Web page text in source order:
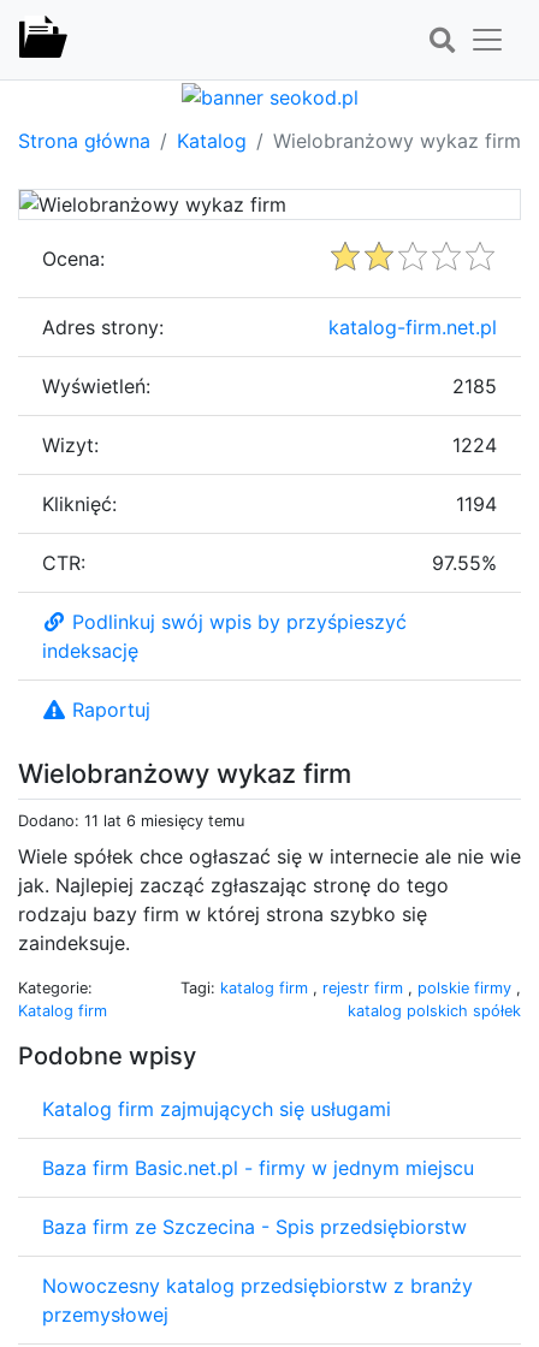
Strona główna Katalog Wielobranżowy wykaz firm
Wielobranżowy wykaz firm
Dodano: 11 lat 6 miesięcy temu
Wiele spółek chce ogłaszać się w internecie ale nie wie
jak. Najlepiej zacząć zgłaszając stronę do tego
rodzaju bazy firm w której strona szybko się
zaindeksuje.
Kategorie:
Katalog firm
Tagi: katalog firm , rejestr firm , polskie firmy ,
katalog polskich spółek
Podobne wpisy
Katalog firm zajmujących się usługami
Baza firm Basic.net.pl - firmy w jednym miejscu
Baza firm ze Szczecina - Spis przedsiębiorstw
Nowoczesny katalog przedsiębiorstw z branży
przemysłowej
Ocena:
Adres strony: katalog-firm.net.pl
Wyświetleń: 2185
Wizyt: 1224
Kliknięć: 1194
CTR: 97.55%
Podlinkuj swój wpis by przyśpieszyć
indeksację
Raportuj